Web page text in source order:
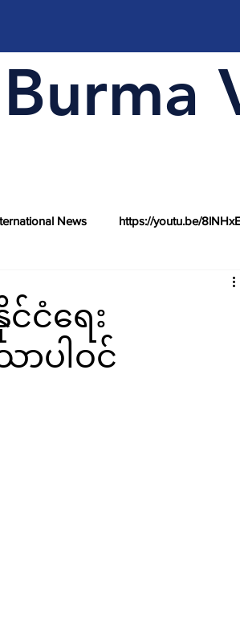
Burma
News https://youtu.be/
ငံရေး
ာပါဝင်